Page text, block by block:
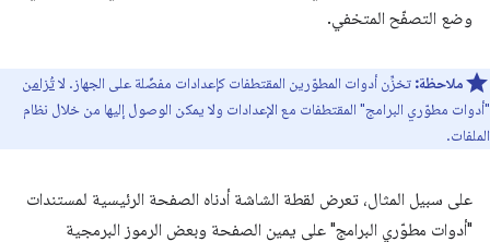
وضع التصفّح المتخفي.
ملاحظة: تخزِّن أدوات المطوّرين المقتطفات كإعدادات مفضّلة على الجهاز. لاتُزامن
"أدوات مطوّري البرامج" المقتطفات مع الإعدادات ولا يمكن الوصول إليها من خلال نظام
الملفات.
على سبيل المثال، تعرض لقطة الشاشة أدناه الصفحة الرئيسية لمستندات
"أدوات مطوّري البرامج" على يمين الصفحة وبعض الرموز البرمجية